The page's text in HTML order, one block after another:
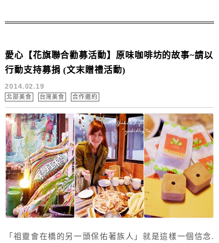
愛心【花旗聯合勸募活動】原味咖啡坊的故事~請以
行動支持募捐 (文末贈禮活動)
2014.02.19
北部美食 台灣美食 合作邀約
「祖靈會在橋的另一頭保佑著族人」就是這樣一個信念.